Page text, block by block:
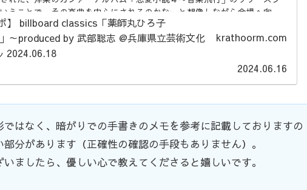
うことで、その楽曲を中心にされるのかなーと想像しながら会場へ向か
。※セットリスト...
krathoorm.com
2024.06.16
はなく、暗がりでの手書きのメモを参考に記載しておりますの
分があります（正確性の確認の手段もありません）。
ましたら、優しい心で教えてくださると嬉しいです。